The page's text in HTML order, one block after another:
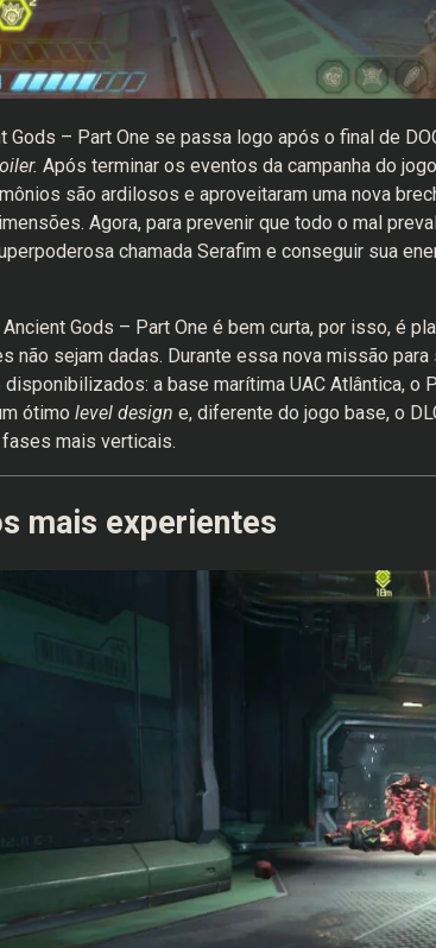
Gods – Part One se passa logo após o final de
Após terminar os eventos da campanha do
são ardilosos e aproveitaram uma nova
Agora, para prevenir que todo o mal
chamada Serafim e conseguir sua
Gods – Part One é bem curta, por isso, é
não sejam dadas. Durante essa nova missão
a base marítima UAC Atlântica, o
ótimo level design e, diferente do jogo base, o
mais verticais.
mais experientes